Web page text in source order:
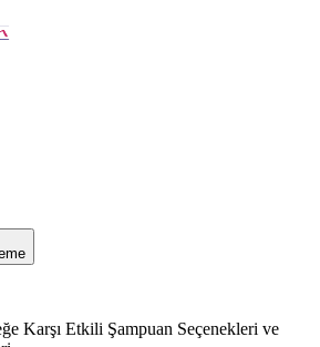
Karşı Etkili Şampuan Seçenekleri ve